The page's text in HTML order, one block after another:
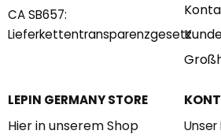
CA SB657:
Lieferkettentransparenzgesetz
LEPIN GERMANY STORE
Hier in unserem Shop